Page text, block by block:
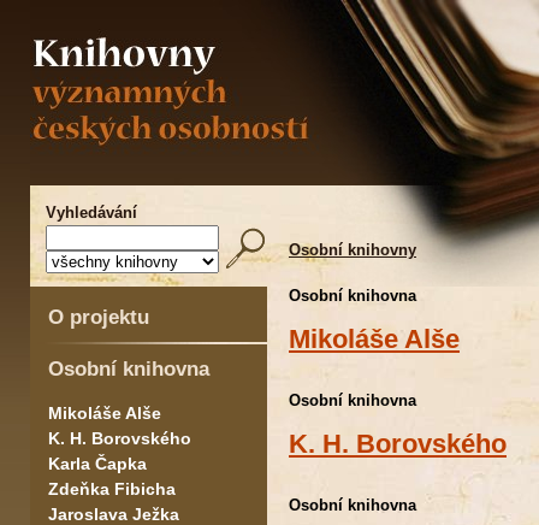
Vyhledávání
Osobní knihovny
O projektu
Osobní knihovna
Mikoláše Alše
K. H. Borovského
Karla Čapka
Zdeňka Fibicha
Jaroslava Ježka
Osobní knihovna
Mikoláše Alše
Osobní knihovna
K. H. Borovského
Osobní knihovna